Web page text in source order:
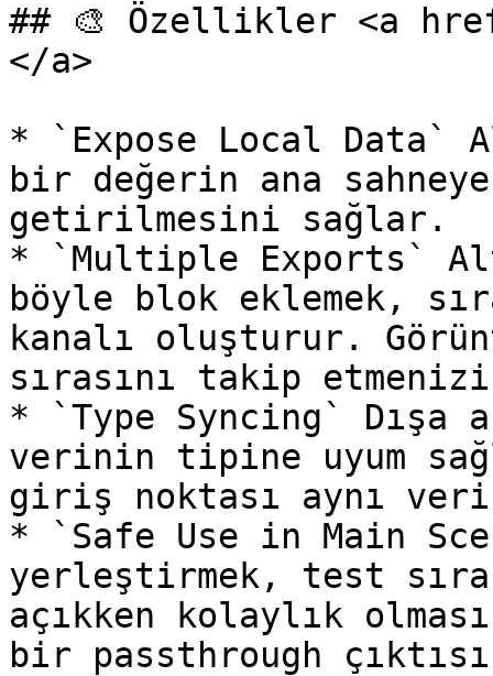
## 🎨 Özellikler <a
</a>
* `Expose Local Data`
bir değerin ana
getirilmesini sağlar.
* `Multiple Exports`
böyle blok eklemek,
kanalı oluşturur.
sırasını takip
* `Type Syncing` Dışa
verinin tipine uyum
giriş noktası aynı
* `Safe Use in Main
yerleştirmek, test
açıkken kolaylık
bir passthrough